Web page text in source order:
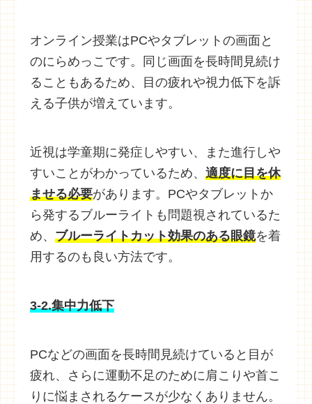
オンライン授業はPCやタブレットの画面と
のにらめっこです。同じ画面を長時間見続け
ることもあるため、目の疲れや視力低下を訴
える子供が増えています。
近視は学童期に発症しやすい、また進行しや
すいことがわかっているため、 適度に目を休
ませる必要があります。PCやタブレットか
ら発するブルーライトも問題視されているた
め、 ブルーライトカット効果のある眼鏡を着
用するのも良い方法です。
3-2.集中力低下
PCなどの画面を長時間見続けていると目が
疲れ、さらに運動不足のために肩こりや首こ
りに悩まされるケースが少なくありません。